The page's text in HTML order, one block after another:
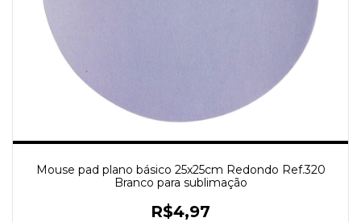
Mouse pad plano básico 25x25cm Redondo Ref.320
Branco para sublimação
R$4,97